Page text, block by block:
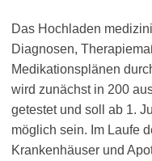
Das Hochladen
Diagnosen,
Medikationsplänen
wird zunächst in 200
getestet und soll ab 1.
möglich sein. Im Laufe
Krankenhäuser und